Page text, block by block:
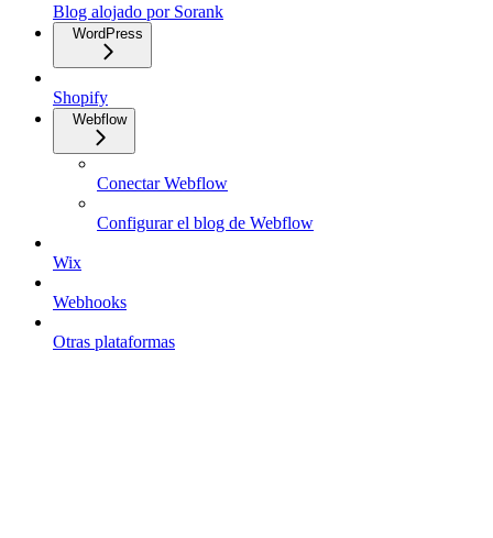
Blog alojado por Sorank
WordPress
Shopify
Webflow
Conectar Webflow
Configurar el blog de Webflow
Wix
Webhooks
Otras plataformas